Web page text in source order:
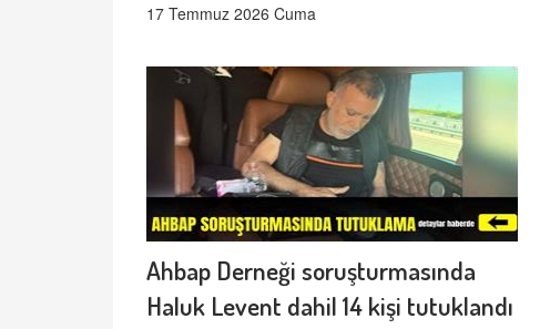
17 Temmuz 2026 Cuma
Ahbap Derneği soruşturmasında
Haluk Levent dahil 14 kişi tutuklandı